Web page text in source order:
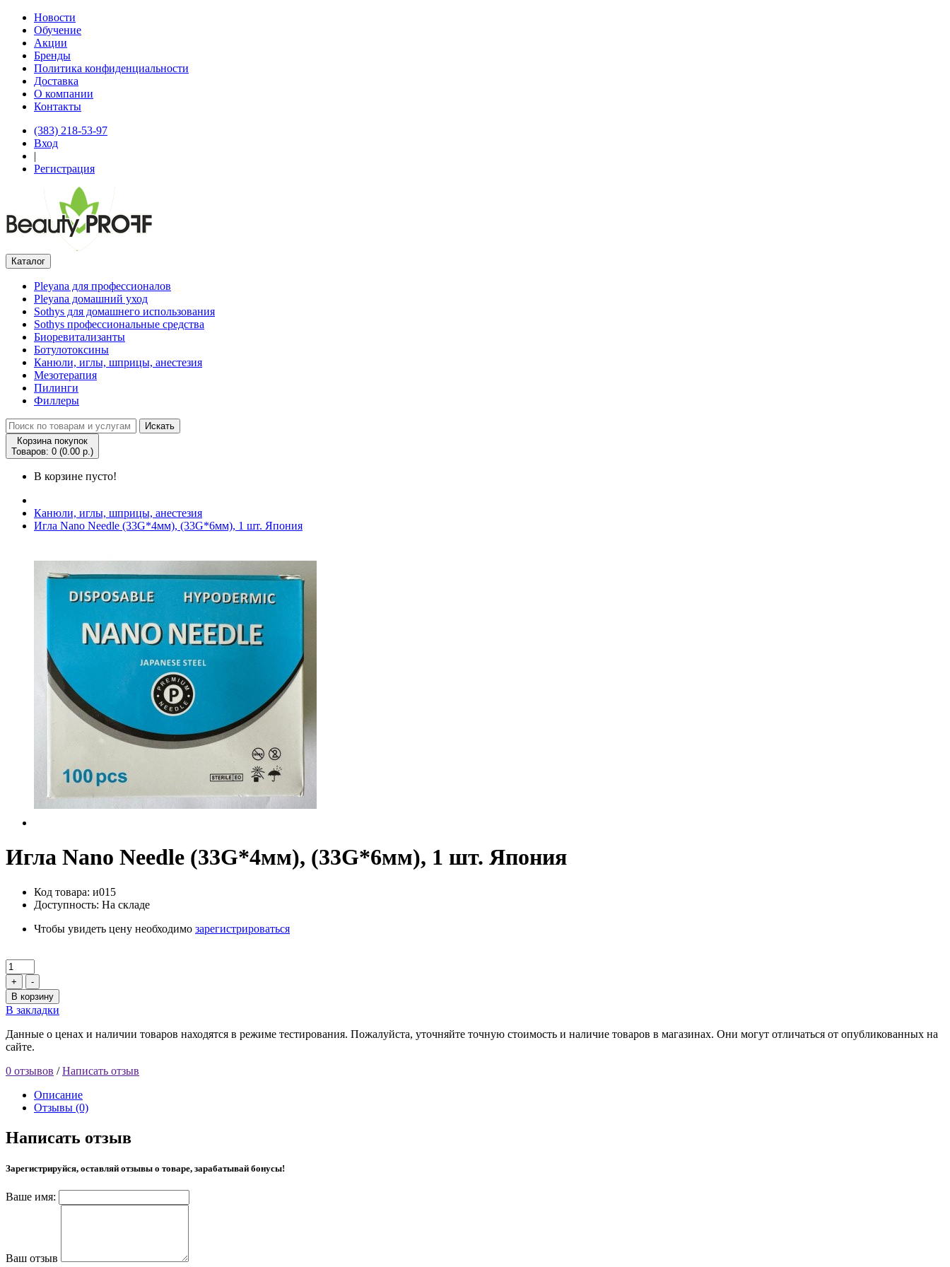
Новости
Обучение
Акции
Бренды
Политика конфиденциальности
Доставка
О компании
Контакты
(383) 218-53-97
Вход
|
Регистрация
Каталог
Pleyana для профессионалов
Pleyana домашний уход
Sothys для домашнего использования
Sothys профессиональные средства
Биоревитализанты
Ботулотоксины
Канюли, иглы, шприцы, анестезия
Мезотерапия
Пилинги
Филлеры
Искать
Корзина покупок
Товаров: 0 (0.00 р.)
В корзине пусто!
Канюли, иглы, шприцы, анестезия
Игла Nano Needle (33G*4мм), (33G*6мм), 1 шт. Япония
Игла Nano Needle (33G*4мм), (33G*6мм), 1 шт. Япония
Код товара: и015
Доступность: На складе
Чтобы увидеть цену необходимо зарегистрироваться
+
-
В корзину
В закладки
Данные о ценах и наличии товаров находятся в режиме тестирования. Пожалуйста, уточняйте точную стоимость и наличие товаров в магазинах. Они могут отличаться от опубликованных на
сайте.
0 отзывов /Написать отзыв
Описание
Отзывы (0)
Написать отзыв
Зарегистрируйся, оставляй отзывы о товаре, зарабатывай бонусы!
Ваше имя:
Ваш отзыв